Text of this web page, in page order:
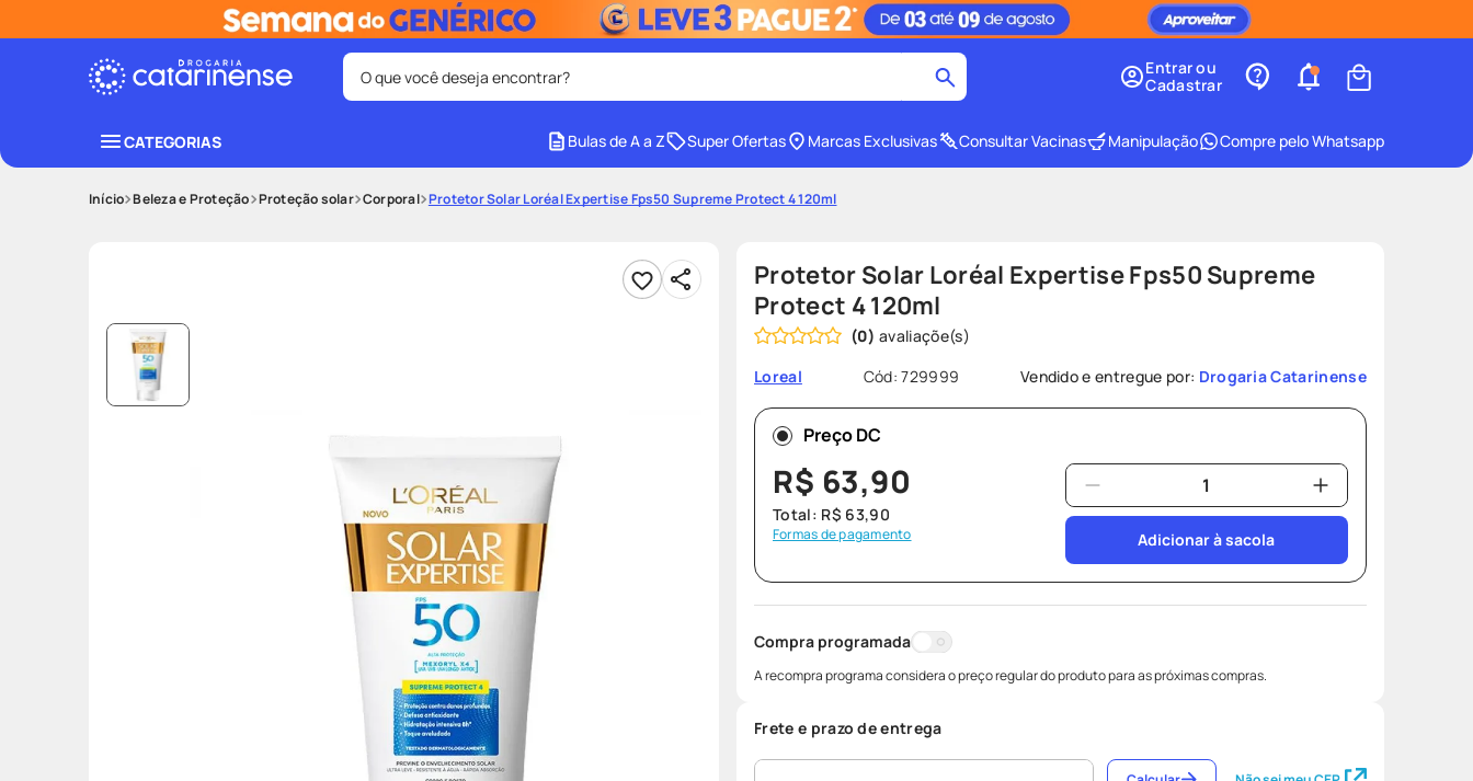
O que você deseja encontrar?
3º fralda 4º protetor solar facial
8º sabonete liquido
protetor solar
Entrar ou
Cadastrar
CATEGORIAS Bulas de A a Z Super Ofertas Marcas Exclusivas Consultar Vacinas Manipulação Compre pelo Whatsapp
Beleza e Proteção Proteção solar Corporal Protetor Solar Loréal Expertise Fps50 Supreme Protect 4 120ml
Protetor Solar Loréal Expertise Fps50 Supreme
Protect 4 120ml
(0)
Loreal
Cód:729999 Vendido e entregue por: Drogaria Catarinense
Preço DC
R$ 63,90
Total: R$ 63,90
Formas de pagamento Adicionar à sacola
Compra programada
A recompra programa considera o preço regular do produto para as próximas compras.
Frete e prazo de entrega